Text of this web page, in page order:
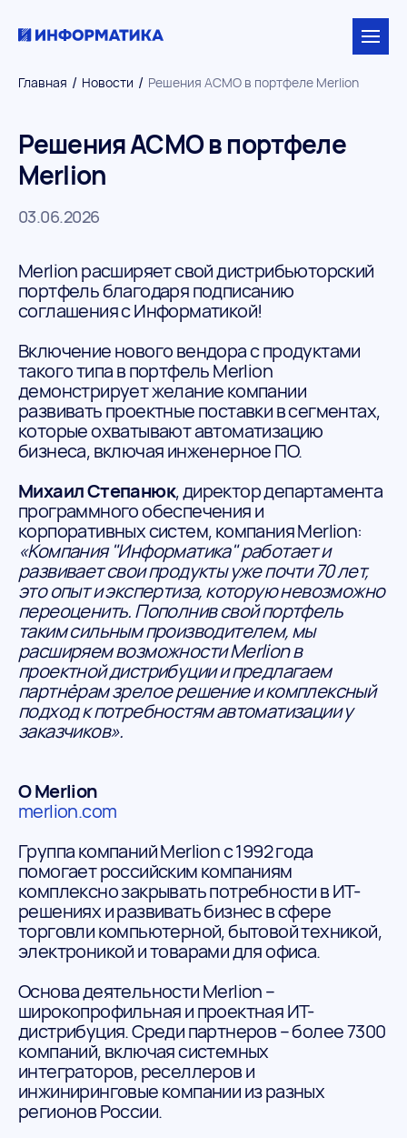
Главная / Новости / Решения АСМО в портфеле Merlion
Решения АСМО в портфеле
Merlion
03.06.2026
Merlion расширяет свой дистрибьюторский
портфель благодаря подписанию
соглашения с Информатикой!
Включение нового вендора с продуктами
такого типа в портфель Merlion
демонстрирует желание компании
развивать проектные поставки в сегментах,
которые охватывают автоматизацию
бизнеса, включая инженерное ПО.
Михаил Степанюк, директор департамента
программного обеспечения и
корпоративных систем, компания Merlion:
«Компания "Информатика" работает и
развивает свои продукты уже почти 70 лет,
это опыт и экспертиза, которую невозможно
переоценить. Пополнив свой портфель
таким сильным производителем, мы
расширяем возможности Merlion в
проектной дистрибуции и предлагаем
партнёрам зрелое решение и комплексный
подход к потребностям автоматизации у
заказчиков».
О Merlion
merlion.com
Группа компаний Merlion c 1992 года
помогает российским компаниям
комплексно закрывать потребности в ИТ-
решениях и развивать бизнес в сфере
торговли компьютерной, бытовой техникой,
электроникой и товарами для офиса.
Основа деятельности Merlion –
широкопрофильная и проектная ИТ-
дистрибуция. Среди партнеров – более 7300
компаний, включая системных
интеграторов, реселлеров и
инжиниринговые компании из разных
регионов России.